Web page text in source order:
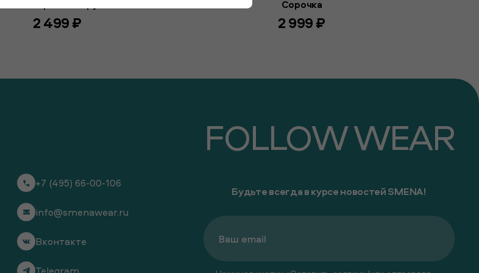
2 499 ₽
Сорочка
2 999 ₽
+7 (495) 66-00-106
info@smenawear.ru
Вконтакте
FOLLOW WEAR
Будьте всегда в курсе новостей SMENA!